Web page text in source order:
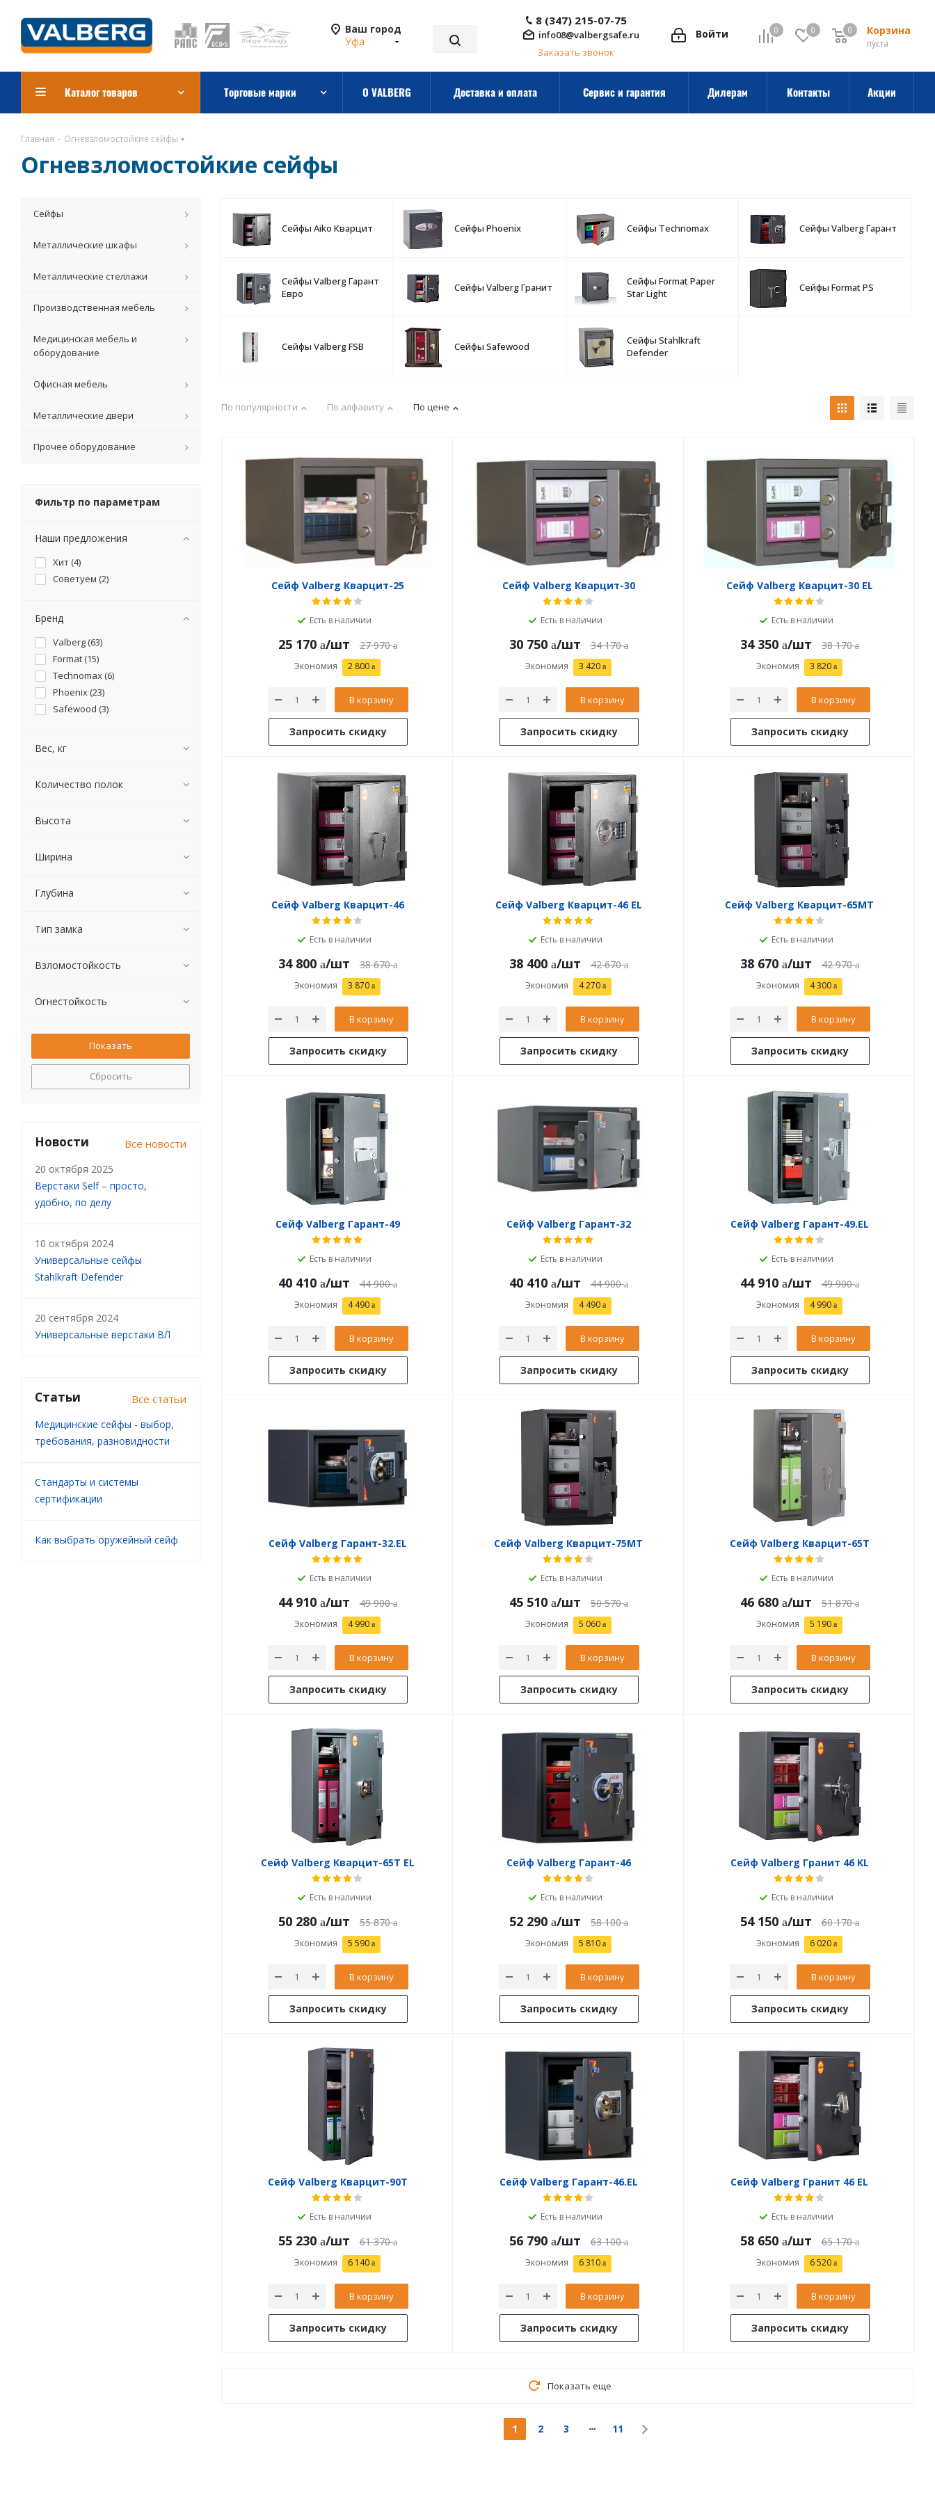
Ваш город
Уфа
0 0 Корзина
0
пуста
0
Войти
8 (347) 215-07-75
info08@valbergsafe.ru
Заказать звонок
Каталог товаров Торговые марки О VALBERG Доставка и оплата Сервис и гарантия Дилерам Контакты Акции
Главная - Огневзломостойкие сейфы
Огневзломостойкие сейфы
Сейфы Aiko Кварцит Сейфы Phoenix Сейфы Technomax Сейфы Valberg Гарант
Сейфы Valberg Гарант
Евро
Сейфы Valberg Гранит
Сейфы Format Paper
Star Light
Сейфы Format PS
Сейфы Valberg FSB Сейфы Safewood
Сейфы Stahlkraft
Defender
По популярности По алфавиту По цене
Сейф Valberg Кварцит-25
Есть в наличии
25 170 /шт 27 970
Экономия 2 800
В корзину
Запросить скидку
Сейф Valberg Кварцит-30
Есть в наличии
30 750 /шт 34 170
Экономия 3 420
В корзину
Запросить скидку
Сейф Valberg Кварцит-30 EL
Есть в наличии
34 350 /шт 38 170
Экономия 3 820
В корзину
Запросить скидку
Сейф Valberg Кварцит-46
Есть в наличии
34 800 /шт 38 670
Экономия 3 870
В корзину
Запросить скидку
Сейф Valberg Кварцит-46 EL
Есть в наличии
38 400 /шт 42 670
Экономия 4 270
В корзину
Запросить скидку
Сейф Valberg Кварцит-65MТ
Есть в наличии
38 670 /шт 42 970
Экономия 4 300
В корзину
Запросить скидку
Сейф Valberg Гарант-49
Есть в наличии
40 410 /шт 44 900
Экономия 4 490
В корзину
Запросить скидку
Сейф Valberg Гарант-32
Есть в наличии
40 410 /шт 44 900
Экономия 4 490
В корзину
Запросить скидку
Сейф Valberg Гарант-49.EL
Есть в наличии
44 910 /шт 49 900
Экономия 4 990
В корзину
Запросить скидку
Сейф Valberg Гарант-32.EL
Есть в наличии
44 910 /шт 49 900
Экономия 4 990
В корзину
Запросить скидку
Сейф Valberg Кварцит-75MТ
Есть в наличии
45 510 /шт 50 570
Экономия 5 060
В корзину
Запросить скидку
Сейф Valberg Кварцит-65Т
Есть в наличии
46 680 /шт 51 870
Экономия 5 190
В корзину
Запросить скидку
Сейф Valberg Кварцит-65Т EL
Есть в наличии
50 280 /шт 55 870
Экономия 5 590
В корзину
Запросить скидку
Сейф Valberg Гарант-46
Есть в наличии
52 290 /шт 58 100
Экономия 5 810
В корзину
Запросить скидку
Сейф Valberg Гранит 46 KL
Есть в наличии
54 150 /шт 60 170
Экономия 6 020
В корзину
Запросить скидку
Сейф Valberg Кварцит-90Т
Есть в наличии
55 230 /шт 61 370
Экономия 6 140
В корзину
Запросить скидку
Сейф Valberg Гарант-46.EL
Есть в наличии
56 790 /шт 63 100
Экономия 6 310
В корзину
Запросить скидку
Сейф Valberg Гранит 46 EL
Есть в наличии
58 650 /шт 65 170
Экономия 6 520
В корзину
Запросить скидку
Показать еще
1 2 3 11
Сейфы
Металлические шкафы
Металлические стеллажи
Производственная мебель
Медицинская мебель и
оборудование
Офисная мебель
Металлические двери
Прочее оборудование
Фильтр по параметрам
Наши предложения
Хит (4)
Советуем (2)
Бренд
Valberg (63)
Format (15)
Technomax (6)
Phoenix (23)
Safewood (3)
Вес, кг
Количество полок
Высота
Ширина
Глубина
Тип замка
Взломостойкость
Огнестойкость
Сбросить
Новости Все новости
20 октября 2025
Верстаки Self – просто,
удобно, по делу
10 октября 2024
Универсальные сейфы
Stahlkraft Defender
20 сентября 2024
Универсальные верстаки ВЛ
Статьи Все статьи
Медицинские сейфы - выбор,
требования, разновидности
Стандарты и системы
сертификации
Как выбрать оружейный сейф